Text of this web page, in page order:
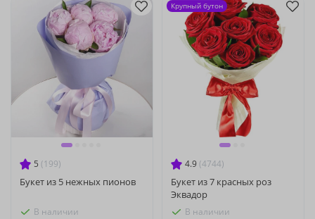
5 (199)
Букет из 5 нежных пионов
В наличии
4.9 (4744)
Букет из 7 красных роз
Эквадор
В наличии
Крупный бутон